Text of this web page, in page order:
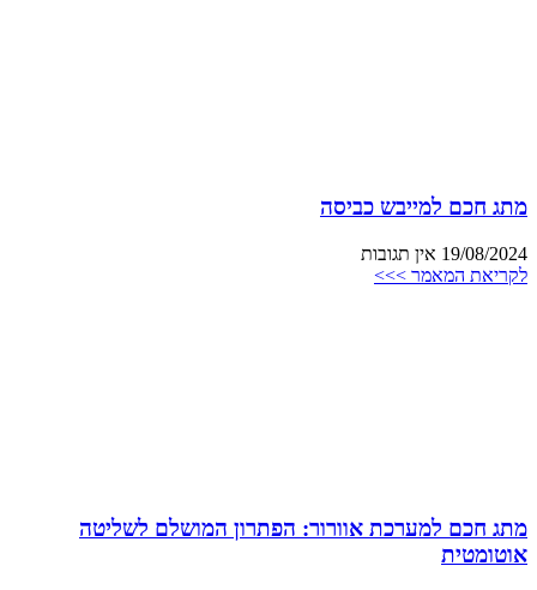
מתג חכם למייבש כביסה
19/08/2024 אין תגובות
לקריאת המאמר >>>
מתג חכם למערכת אוורור: הפתרון המושלם לשליטה
אוטומטית